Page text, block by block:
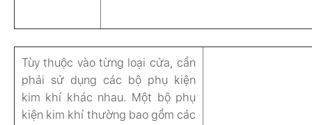
Tùy thuộc vào từng loại cửa, cần
phải sử dụng các bộ phụ kiện
kim khí khác nhau. Một bộ phụ
kiện kim khí thường bao gồm các